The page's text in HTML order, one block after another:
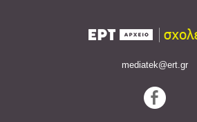
mediatek@ert.gr